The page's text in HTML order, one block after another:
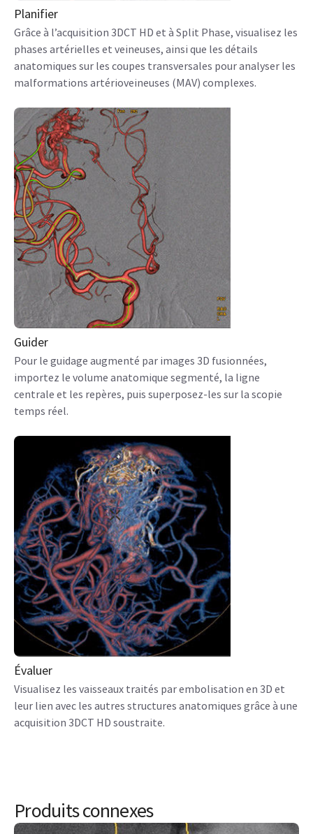
Planifier
Grâce à l’acquisition 3DCT HD et à Split Phase, visualisez les
phases artérielles et veineuses, ainsi que les détails
anatomiques sur les coupes transversales pour analyser les
malformations artérioveineuses (MAV) complexes.
Guider
Pour le guidage augmenté par images 3D fusionnées,
importez le volume anatomique segmenté, la ligne
centrale et les repères, puis superposez-les sur la scopie
temps réel.
Évaluer
Visualisez les vaisseaux traités par embolisation en 3D et
leur lien avec les autres structures anatomiques grâce à une
acquisition 3DCT HD soustraite.
Produits connexes